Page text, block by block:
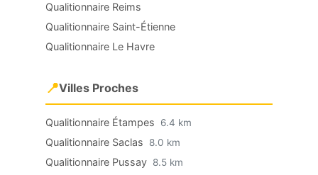
Qualitionnaire Reims
Qualitionnaire Saint-Étienne
Qualitionnaire Le Havre
📍Villes Proches
Qualitionnaire Étampes 6.4 km
Qualitionnaire Saclas 8.0 km
Qualitionnaire Pussay 8.5 km